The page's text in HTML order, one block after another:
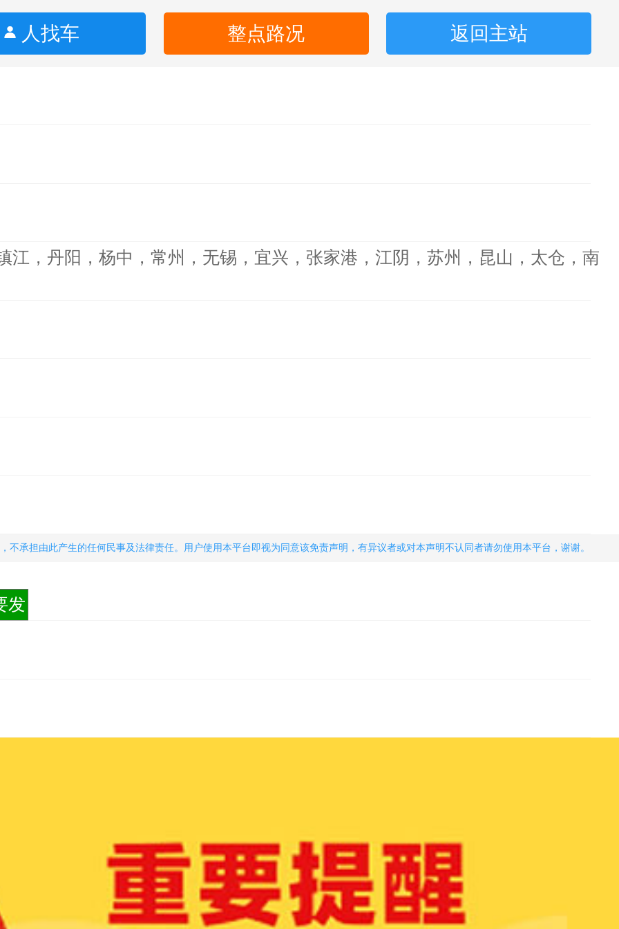
人找车 整点路况 返回主站
江，丹阳，杨中，常州，无锡，宜兴，张家港，江阴，苏州，昆山，太仓，南
承担由此产生的任何民事及法律责任。用户使用本平台即视为同意该免责声明，有异议者或对本声明不认同者请勿使用本平台，谢谢。
发